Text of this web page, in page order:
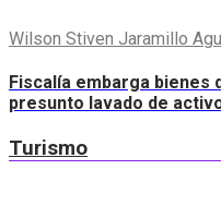
Wilson Stiven Jaramillo
Fiscalía embarga bienes
presunto lavado de
Turismo